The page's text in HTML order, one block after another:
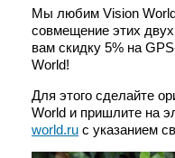
Мы любим Vision
совмещение этих
вам скидку 5% на
World!
Для этого сделайте
World и пришлите на
world.ru с указанием